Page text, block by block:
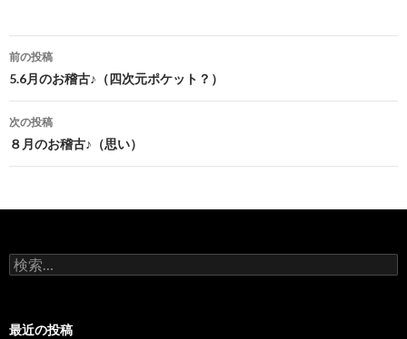
投稿ナビゲーション
前の投稿
5.6月のお稽古♪（四次元ポケット？）
次の投稿
８月のお稽古♪（思い）
検索:
最近の投稿